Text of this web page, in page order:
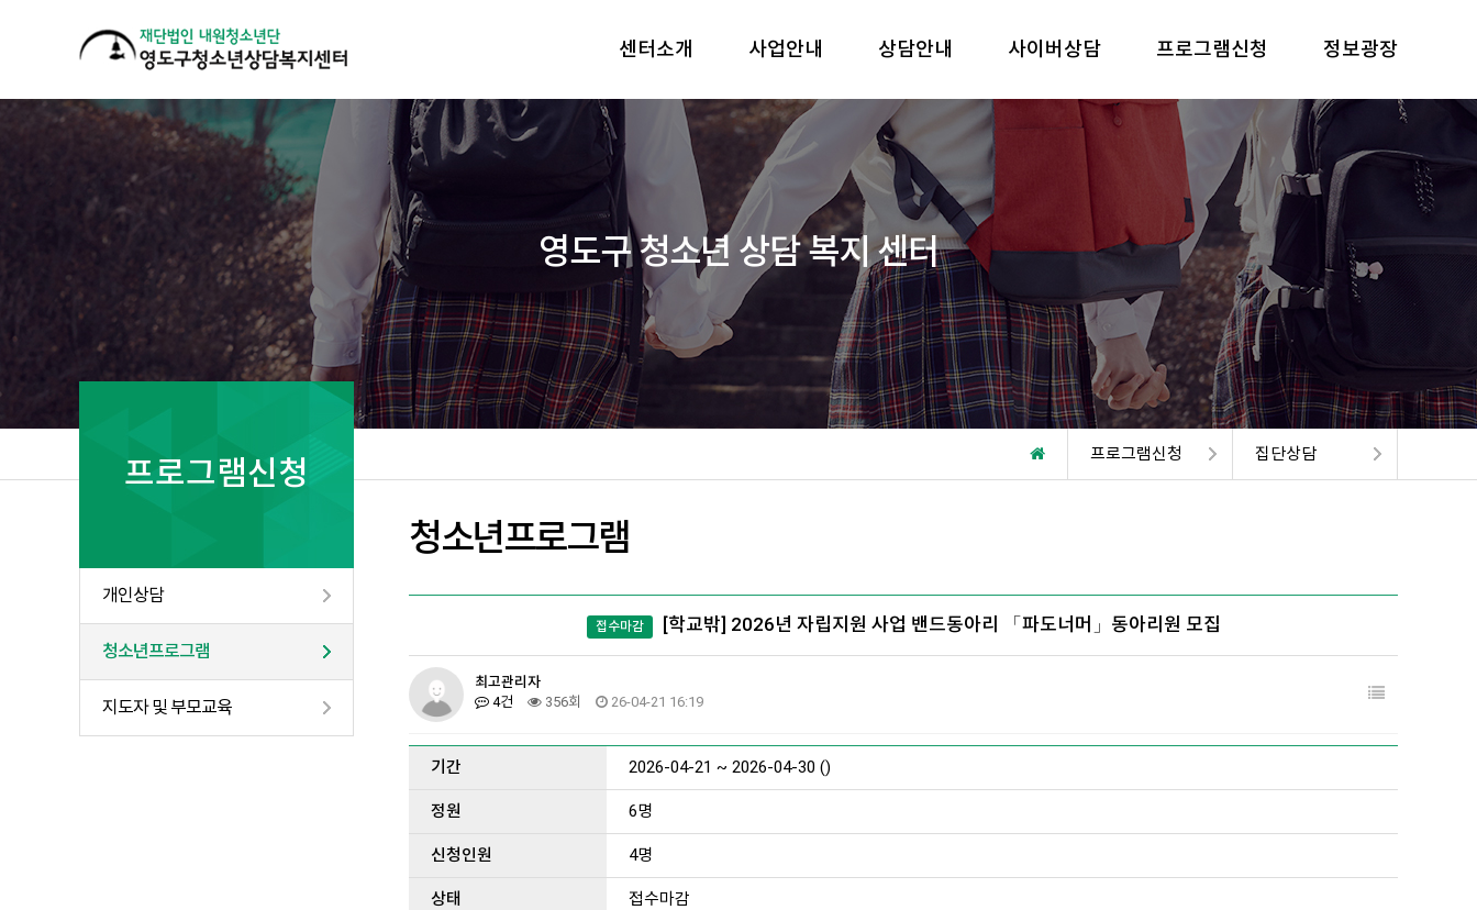
센터소개 사업안내 상담안내 사이버상담 프로그램신청 정보광장
영도구 청소년 상담 복지 센터
프로그램신청 집단상담
프로그램신청
개인상담
청소년프로그램
지도자 및 부모교육
청소년프로그램
접수마감 [학교밖] 2026년 자립지원 사업 밴드동아리 「파도너머」동아리원 모집
최고관리자
4건
356회 26-04-21 16:19
기간 2026-04-21 ~ 2026-04-30 ()
정원 6명
신청인원 4명
상태 접수마감